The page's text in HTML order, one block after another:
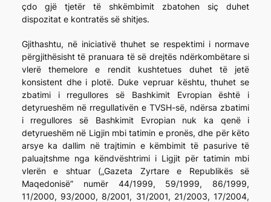
çdo gjë tjetër të shkëmbimit zbatohen siç duhet
dispozitat e kontratës së shitjes.
Gjithashtu, në iniciativë thuhet se respektimi i normave
përgjithësisht të pranuara të së drejtës ndërkombëtare si
vlerë themelore e rendit kushtetues duhet të jetë
konsistent dhe i plotë. Duke vepruar kështu, thuhet se
zbatimi i rregullores së Bashkimit Evropian është i
detyrueshëm në rregullativën e TVSH-së, ndërsa zbatimi
i rregullores së Bashkimit Evropian nuk ka qenë i
detyrueshëm në Ligjin mbi tatimin e pronës, dhe për këto
arsye ka dallim në trajtimin e këmbimit të pasurive të
paluajtshme nga këndvështrimi i Ligjit për tatimin mbi
vlerën e shtuar („Gazeta Zyrtare e Republikës së
Maqedonisë” numër 44/1999, 59/1999, 86/1999,
11/2000, 93/2000, 8/2001, 31/2001, 21/2003, 17/2004,